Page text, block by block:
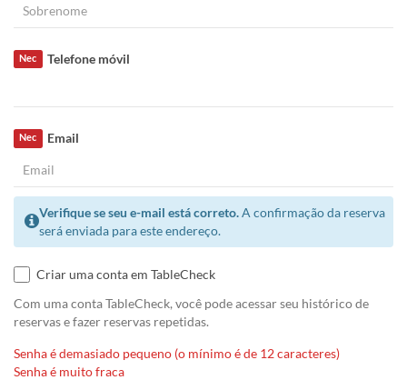
Telefone móvil
Nec
Email
Nec
Verifique se seu e-mail está correto.A confirmação da reserva
será enviada para este endereço.
Criar uma conta em TableCheck
Com uma conta TableCheck, você pode acessar seu histórico de
reservas e fazer reservas repetidas.
Senha é demasiado pequeno (o mínimo é de 12 caracteres)
Senha é muito fraca